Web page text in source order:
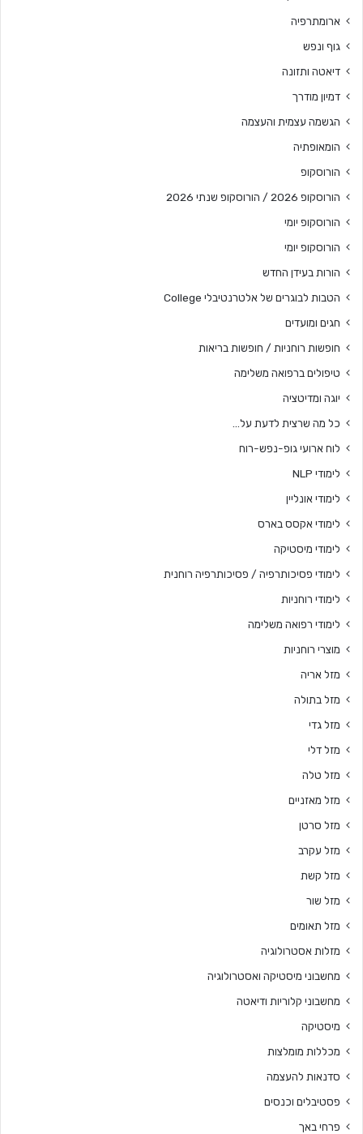
ארומתרפיה
גוף ונפש
דיאטה ותזונה
דמיון מודרך
הגשמה עצמית והעצמה
הומאופתיה
הורוסקופ
הורוסקופ 2026 / הורוסקופ שנתי 2026
הורוסקופ יומי
הורוסקופ יומי
הורות בעידן החדש
הטבות לבוגרים של אלטרנטיבלי College
חגים ומועדים
חופשות רוחניות / חופשות בריאות
טיפולים ברפואה משלימה
יוגה ומדיטציה
כל מה שרצית לדעת על…
לוח ארועי גופ-נפש-רוח
לימודי NLP
לימודי אונליין
לימודי אקסס בארס
לימודי מיסטיקה
לימודי פסיכותרפיה / פסיכותרפיה רוחנית
לימודי רוחניות
לימודי רפואה משלימה
מוצרי רוחניות
מזל אריה
מזל בתולה
מזל גדי
מזל דלי
מזל טלה
מזל מאזניים
מזל סרטן
מזל עקרב
מזל קשת
מזל שור
מזל תאומים
מזלות אסטרולוגיה
מחשבוני מיסטיקה ואסטרולוגיה
מחשבוני קלוריות ודיאטה
מיסטיקה
מכללות מומלצות
סדנאות להעצמה
פסטיבלים וכנסים
פרחי באך